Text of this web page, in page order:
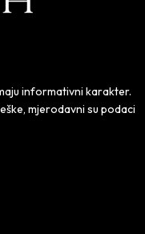
informativni karakter.
mjerodavni su podaci